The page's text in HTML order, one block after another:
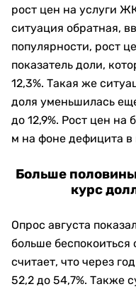
рост цен на услуги
ситуация обратная,
популярности, рост
показатель доли,
12,3%. Такая же
доля уменьшилась
до 12,9%. Рост цен
м на фоне дефицита
Больше
курс
Опрос августа
больше беспокоиться
считает, что через
52,2 до 54,7%. Также